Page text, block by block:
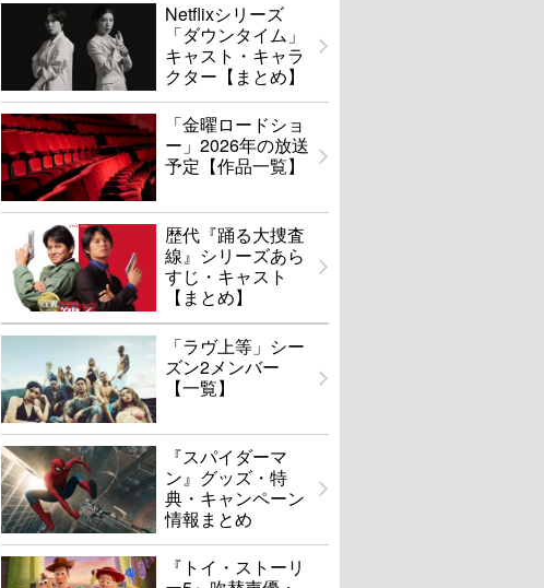
Netflixシリーズ
「ダウンタイム」
キャスト・キャラ
クター【まとめ】
「金曜ロードショ
ー」2026年の放送
予定【作品一覧】
歴代『踊る大捜査
線』シリーズあら
すじ・キャスト
【まとめ】
「ラヴ上等」シー
ズン2メンバー
【一覧】
『スパイダーマ
ン』グッズ・特
典・キャンペーン
情報まとめ
『トイ・ストーリ